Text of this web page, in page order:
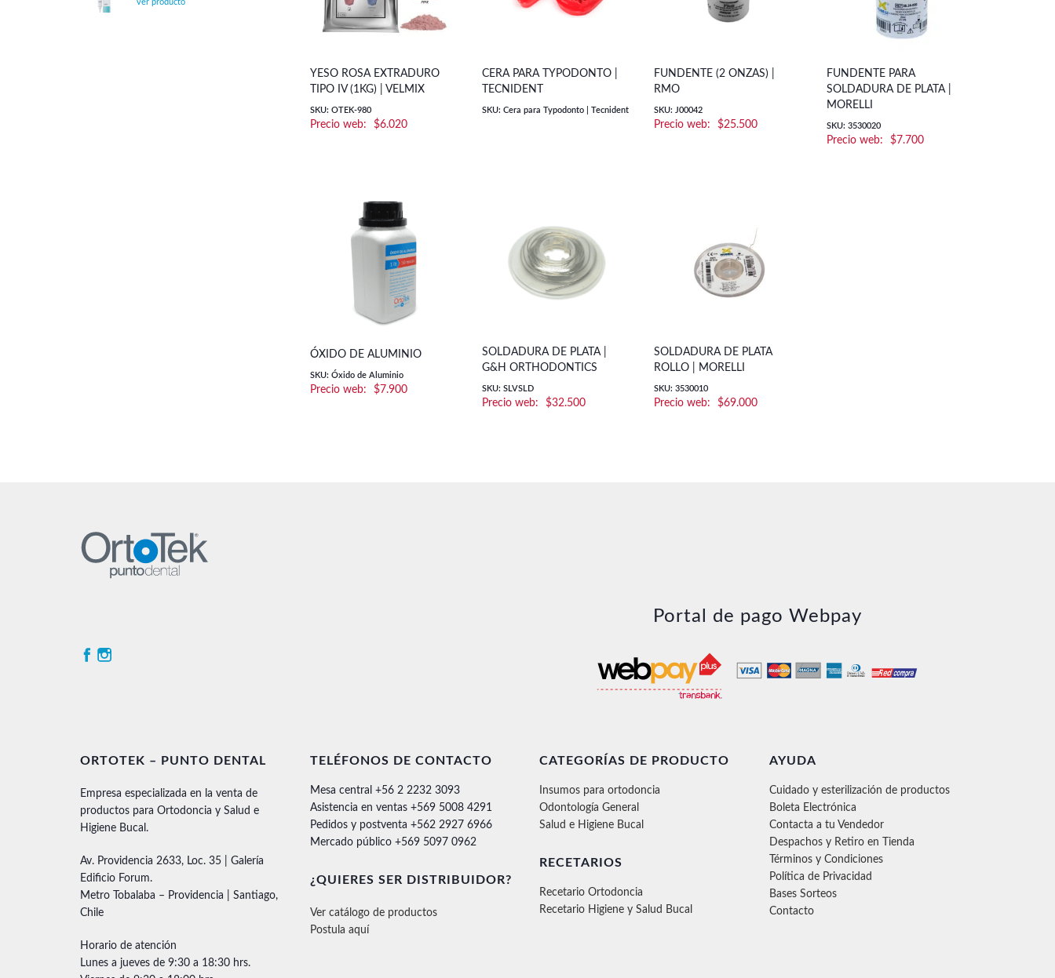
YESO ROSA EXTRADURO
TIPO IV (1KG) | VELMIX
SKU: OTEK-980
$6.020
CERA PARA TYPODONTO |
TECNIDENT
SKU: Cera para Typodonto | Tecnident
FUNDENTE (2 ONZAS) |
RMO
SKU: J00042
$25.500
FUNDENTE PARA
SOLDADURA DE PLATA |
MORELLI
SKU: 3530020
$7.700
ÓXIDO DE ALUMINIO
SKU: Óxido de Aluminio
$7.900
SOLDADURA DE PLATA |
G&H ORTHODONTICS
SKU: SLVSLD
$32.500
SOLDADURA DE PLATA
ROLLO | MORELLI
SKU: 3530010
$69.000
Portal de pago Webpay
ORTOTEK – PUNTO DENTAL
Empresa especializada en la venta de
productos para Ortodoncia y Salud e
Higiene Bucal.
Av. Providencia 2633, Loc. 35 | Galería
Edificio Forum.
Metro Tobalaba – Providencia | Santiago,
Chile
Horario de atención
Lunes a jueves de 9:30 a 18:30 hrs.
TELÉFONOS DE CONTACTO
Mesa central +56 2 2232 3093
Asistencia en ventas +569 5008 4291
Pedidos y postventa +562 2927 6966
Mercado público +569 5097 0962
¿QUIERES SER DISTRIBUIDOR?
Ver catálogo de productos
Postula aquí
CATEGORÍAS DE PRODUCTO
Insumos para ortodoncia
Odontología General
Salud e Higiene Bucal
RECETARIOS
Recetario Ortodoncia
Recetario Higiene y Salud Bucal
AYUDA
Cuidado y esterilización de productos
Boleta Electrónica
Contacta a tu Vendedor
Despachos y Retiro en Tienda
Términos y Condiciones
Política de Privacidad
Bases Sorteos
Contacto